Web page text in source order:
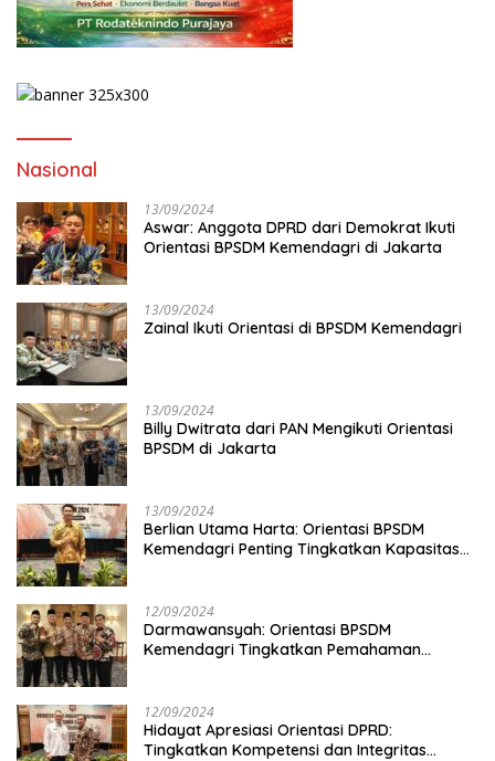
Nasional
13/09/2024
Aswar: Anggota DPRD dari Demokrat Ikuti
Orientasi BPSDM Kemendagri di Jakarta
13/09/2024
Zainal Ikuti Orientasi di BPSDM Kemendagri
13/09/2024
Billy Dwitrata dari PAN Mengikuti Orientasi
BPSDM di Jakarta
13/09/2024
Berlian Utama Harta: Orientasi BPSDM
Kemendagri Penting Tingkatkan Kapasitas
12/09/2024
Darmawansyah: Orientasi BPSDM
Kemendagri Tingkatkan Pemahaman
12/09/2024
Hidayat Apresiasi Orientasi DPRD:
Tingkatkan Kompetensi dan Integritas